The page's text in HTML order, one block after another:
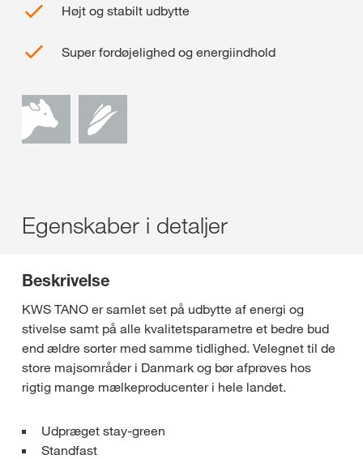
Højt og stabilt udbytte
Super fordøjelighed og energiindhold
Egenskaber i detaljer
Beskrivelse
KWS TANO er samlet set på udbytte af energi og
stivelse samt på alle kvalitetsparametre et bedre bud
end ældre sorter med samme tidlighed. Velegnet til de
store majsområder i Danmark og bør afprøves hos
rigtig mange mælkeproducenter i hele landet.
Udpræget stay-green
Standfast